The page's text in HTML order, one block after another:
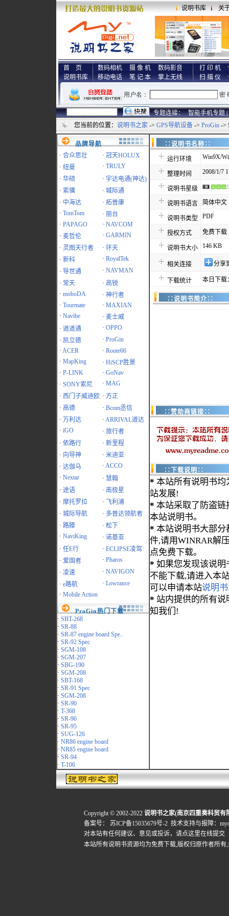
说明书库 关
首 页
说明书库
数码相机 摄 像 机
数码影音
移动电话
笔 记 本 掌上无线
打 印 机
扫 描 仪
专题连接： 智能手机专题 |
您当前的位置： 说明书之家 -> GPS导航设备 -> ProGin ->
品牌导航
· 合众思壮 · 冠天HOLUX
· 纽曼 · TRULY
· 华硕 · 宇达电通(神达)
· 索骥 · 城际通
· 中海达 · 拓普康
· TomTom · 丽台
· PAPAGO · NAVCOM
· 麦哲伦 · GARMIN
· 灵图天行者 · 环天
· 新科 · RoyalTek
· 导世通 · NAVMAN
· 常天 · 高锐
· moboDA · 神行者
· Tourmate · MAXIAN
· Navibe · 麦士威
· 道道通 · OPPO
· 凯立德 · ProGin
· ACER · Route66
· MapKing · HiSCP胜景
· P-LINK · GoNav
· SONY索尼 · MAG
· 西门子威迪欧 · 方正
· 高德 · Bcom丞信
· 万利达 · ARRIVAL道达
· iGO · 旅行者
· 依路行 · 新里程
· 向导神 · 米迪亚
· 达伽马 · ACCO
· Nextar · 慧翰
· 途语 · 南极星
· 摩托罗拉 ·
飞利浦
· 城际导航 · 多普达领航者
· 路滕 · 松下
· NaviKing · 诺基亚
· 任E行 · ECLIPSE凌驾
· 爱国者 · Pharos
· 凌速 · NAVIGON
· e路航 · Lowrance
· Mobile Action
ProGin热门下载
· SBT-268
· SR-88
· SR-87 engine board Spe..
· SR-92 Spec
· SGM-108
· SGM-207
· SBG-190
· SGM-208
· SBT-168
· SR-91 Spec
· SGM-208
· SR-90
· T-368
· SR-96
· SR-95
· SUG-126
· NR86 engine board
· NR85 engine board
· SR-94
· T-106
∷说明书名
运行环境 Win9X/
整理时间 2008/1/7
说明书星级
说明书语言 简体中文
说明书类型 PDF
授权方式 免费下载
说明书大小 146 KB
相关连接 分享
下载统计 本日下载
∷说明书简介∷
∷赞助商链接∷
∷下载说明∷
* 本站所有说明书均
站发展!
* 本站采取了防盗链
本站说明书。
* 本站说明书大部分
件,请用WINRAR解
点免费下载。
* 如果您发现该说明
不能下载,请进入本
可以申请本站说明
* 站内提供的所有
知我们!
Copyright © 2002-2022 说明书之家(南京四重奏科贸有
备案号：
苏ICP备15035679号-2 技术支持与报障：
对本站有任何建议、意见或投诉， 请点这里在线提交
本站所有说明书资源均为免费下载,版权归原作者所